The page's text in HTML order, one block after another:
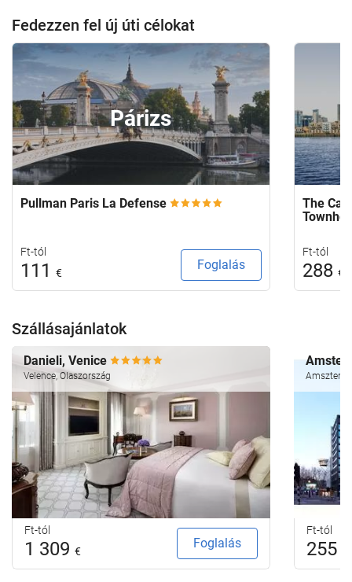
Fedezzen fel új úti célokat
Párizs
Pullman Paris La Defense
Ft-tól
111€
Foglalás
The
Ft-tól
288 €
Szállásajánlatok
Danieli, Venice
Velence, Olaszország
Ft-tól
1 309€
Foglalás
Ft-tól
255